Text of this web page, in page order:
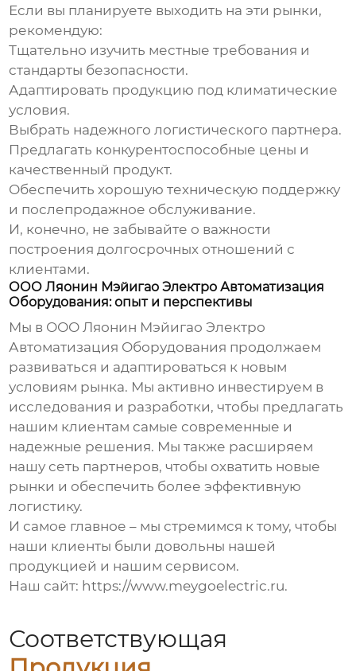
Если вы планируете выходить на эти рынки,
рекомендую:
Тщательно изучить местные требования и
стандарты безопасности.
Адаптировать продукцию под климатические
условия.
Выбрать надежного логистического партнера.
Предлагать конкурентоспособные цены и
качественный продукт.
Обеспечить хорошую техническую поддержку
и послепродажное обслуживание.
И, конечно, не забывайте о важности
построения долгосрочных отношений с
клиентами.
ООО Ляонин Мэйигао Электро Автоматизация
Оборудования: опыт и перспективы
Мы в ООО Ляонин Мэйигао Электро
Автоматизация Оборудования продолжаем
развиваться и адаптироваться к новым
условиям рынка. Мы активно инвестируем в
исследования и разработки, чтобы предлагать
нашим клиентам самые современные и
надежные решения. Мы также расширяем
нашу сеть партнеров, чтобы охватить новые
рынки и обеспечить более эффективную
логистику.
И самое главное – мы стремимся к тому, чтобы
наши клиенты были довольны нашей
продукцией и нашим сервисом.
Наш сайт: https://www.meygoelectric.ru.
Соответствующая